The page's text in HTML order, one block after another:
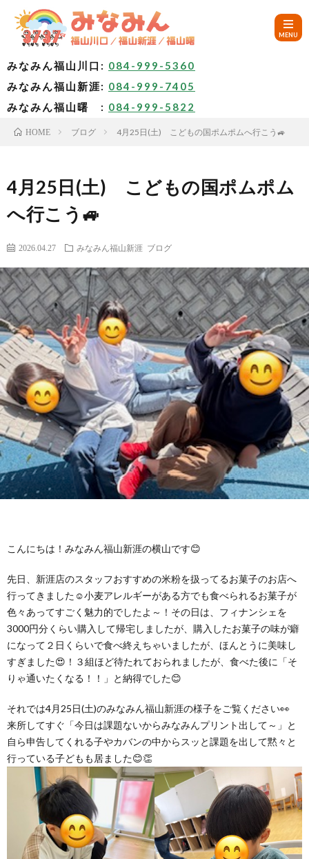
みなみん福山川口: 084-999-5360
みなみん福山新涯: 084-999-7405
みなみん福山曙 : 084-999-5822
ん
に
つ
い
て
支
グ
ラ
の
公
表
な
み
ん
を
利
用
で
の
れ
～
ア
ク
セ
ス
🚙
✨
オ
ー
プ
ニ
ン
タ
ッ
フ
集
✨
【公
表】
保
護
者
ケ
ー
ト・
業
所
自
己
お
問
い
合
📞
【福
山
川
護
者
ギ
ラ
リ
ー
【福
山
保
護
者
ャ
ラ
リ
ー
【福
保
護
者
ャ
ラ
リ
ー
HOME ブログ 4月25日(土) こどもの国ポムポムへ行こう🚙
4月25日(土) こどもの国ポムポム
へ行こう🚙
2026.04.27 みなみん福山新涯 ブログ
こんにちは！みなみん福山新涯の横山です😊
先日、新涯店のスタッフおすすめの米粉を扱ってるお菓子のお店へ
行ってきました☺小麦アレルギーがある方でも食べられるお菓子が
色々あってすごく魅力的でしたよ～！その日は、フィナンシェを
3000円分くらい購入して帰宅しましたが、購入したお菓子の味が癖
になって２日くらいで食べ終えちゃいましたが、ほんとうに美味し
すぎました😍！３組ほど待たれておられましたが、食べた後に「そ
りゃ通いたくなる！！」と納得でした😊
それでは4月25日(土)のみなみん福山新涯の様子をご覧ください👀
来所してすぐ「今日は課題ないからみなみんプリント出して～」と
自ら申告してくれる子やカバンの中からスッと課題を出して黙々と
行っている子どもも居ました😊👏